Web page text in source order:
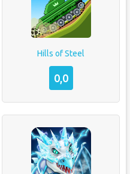
Hills of Steel
0,0